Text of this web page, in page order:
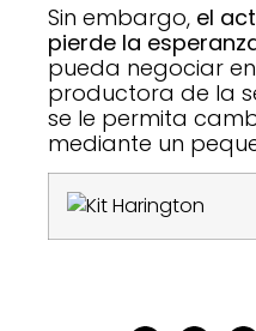
Sin embargo, el
pierde la
pueda negociar
productora de la
se le permita
mediante un